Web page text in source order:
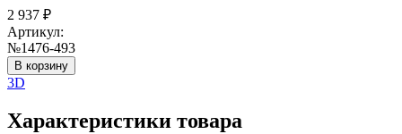
2 937 ₽
Артикул:
№1476-493
В корзину
3D
Характеристики товара